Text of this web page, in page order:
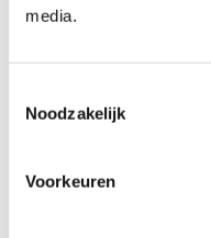
media.
Noodzakelijk
Voorkeuren
Uit2020